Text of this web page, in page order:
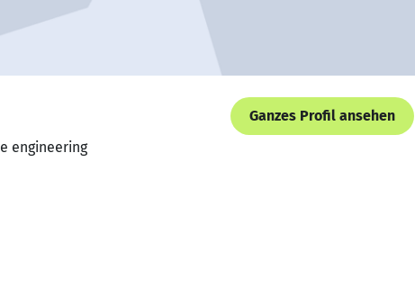
Ganzes Profil ansehen
engineering